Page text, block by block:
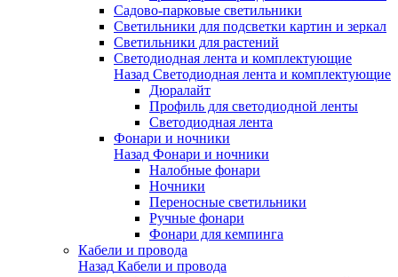
Садово-парковые светильники
Светильники для подсветки картин и зеркал
Светильники для растений
Светодиодная лента и комплектующие
Назад Светодиодная лента и комплектующие
Дюралайт
Профиль для светодиодной ленты
Светодиодная лента
Фонари и ночники
Назад Фонари и ночники
Налобные фонари
Ночники
Переносные светильники
Ручные фонари
Фонари для кемпинга
Кабели и провода
Назад Кабели и провода